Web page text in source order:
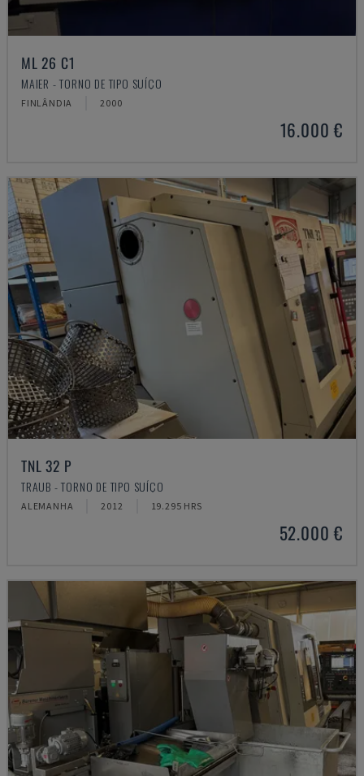
ML 26 C1
MAIER - TORNO DE TIPO SUÍÇO
FINLÂNDIA 2000
16.000 €
TNL 32 P
TRAUB - TORNO DE TIPO SUÍÇO
ALEMANHA 2012 19.295 HRS
52.000 €